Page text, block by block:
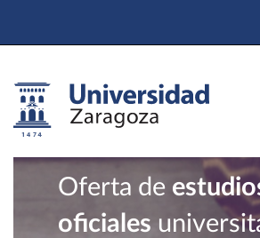
Oferta de
oficiales